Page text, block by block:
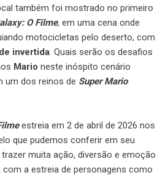
também foi mostrado no primeiro
O Filme, em uma cena onde
motocicletas pelo deserto, com
invertida. Quais serão os desafios
Mario neste inóspito cenário
um dos reinos de Super Mario
estreia em 2 de abril de 2026 nos
que pudemos conferir em seu
muita ação, diversão e emoção
a estreia de personagens como